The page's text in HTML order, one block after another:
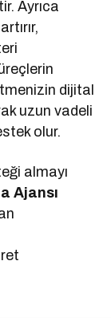
Ayrıca
dijital
uzun vadeli
olur.
almayı
Ajansı